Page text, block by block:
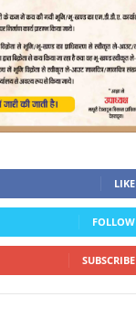
LIKE
FOLLOW
SUBSCRIBE